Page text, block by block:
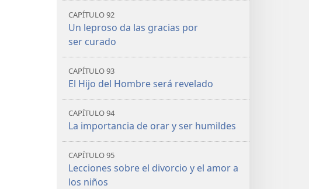
CAPÍTULO 92
Un leproso da las gracias por
ser curado
CAPÍTULO 93
El Hijo del Hombre será revelado
CAPÍTULO 94
La importancia de orar y ser humildes
CAPÍTULO 95
Lecciones sobre el divorcio y el amor a
los niños